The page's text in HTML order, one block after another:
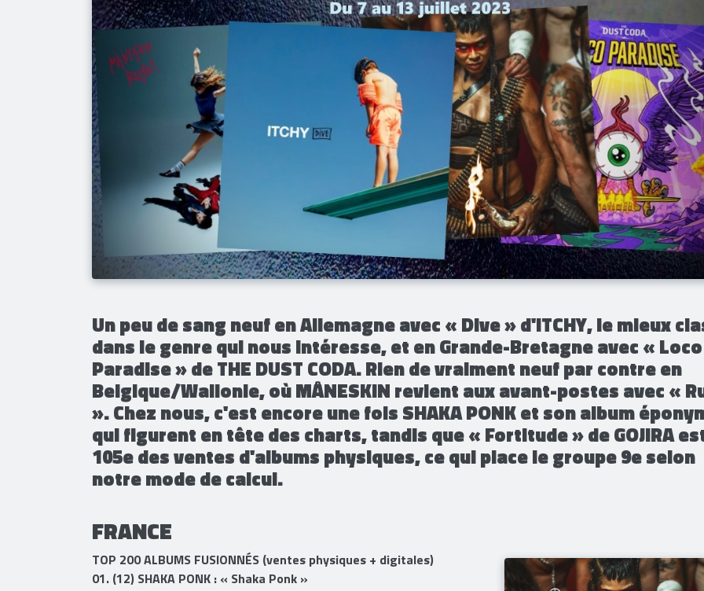
Un peu de sang neuf en Allemagne avec « Dive » d'ITCHY, le mieux
dans le genre qui nous intéresse, et en Grande-Bretagne avec « Loco
Paradise » de THE DUST CODA. Rien de vraiment neuf par contre en
Belgique/Wallonie, où MÅNESKIN revient aux avant-postes avec «
». Chez nous, c'est encore une fois SHAKA PONK et son album
qui figurent en tête des charts, tandis que « Fortitude » de GOJIRA
notre mode de calcul.
FRANCE